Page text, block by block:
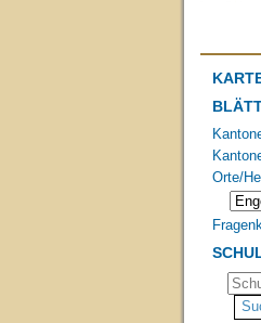
Orte/